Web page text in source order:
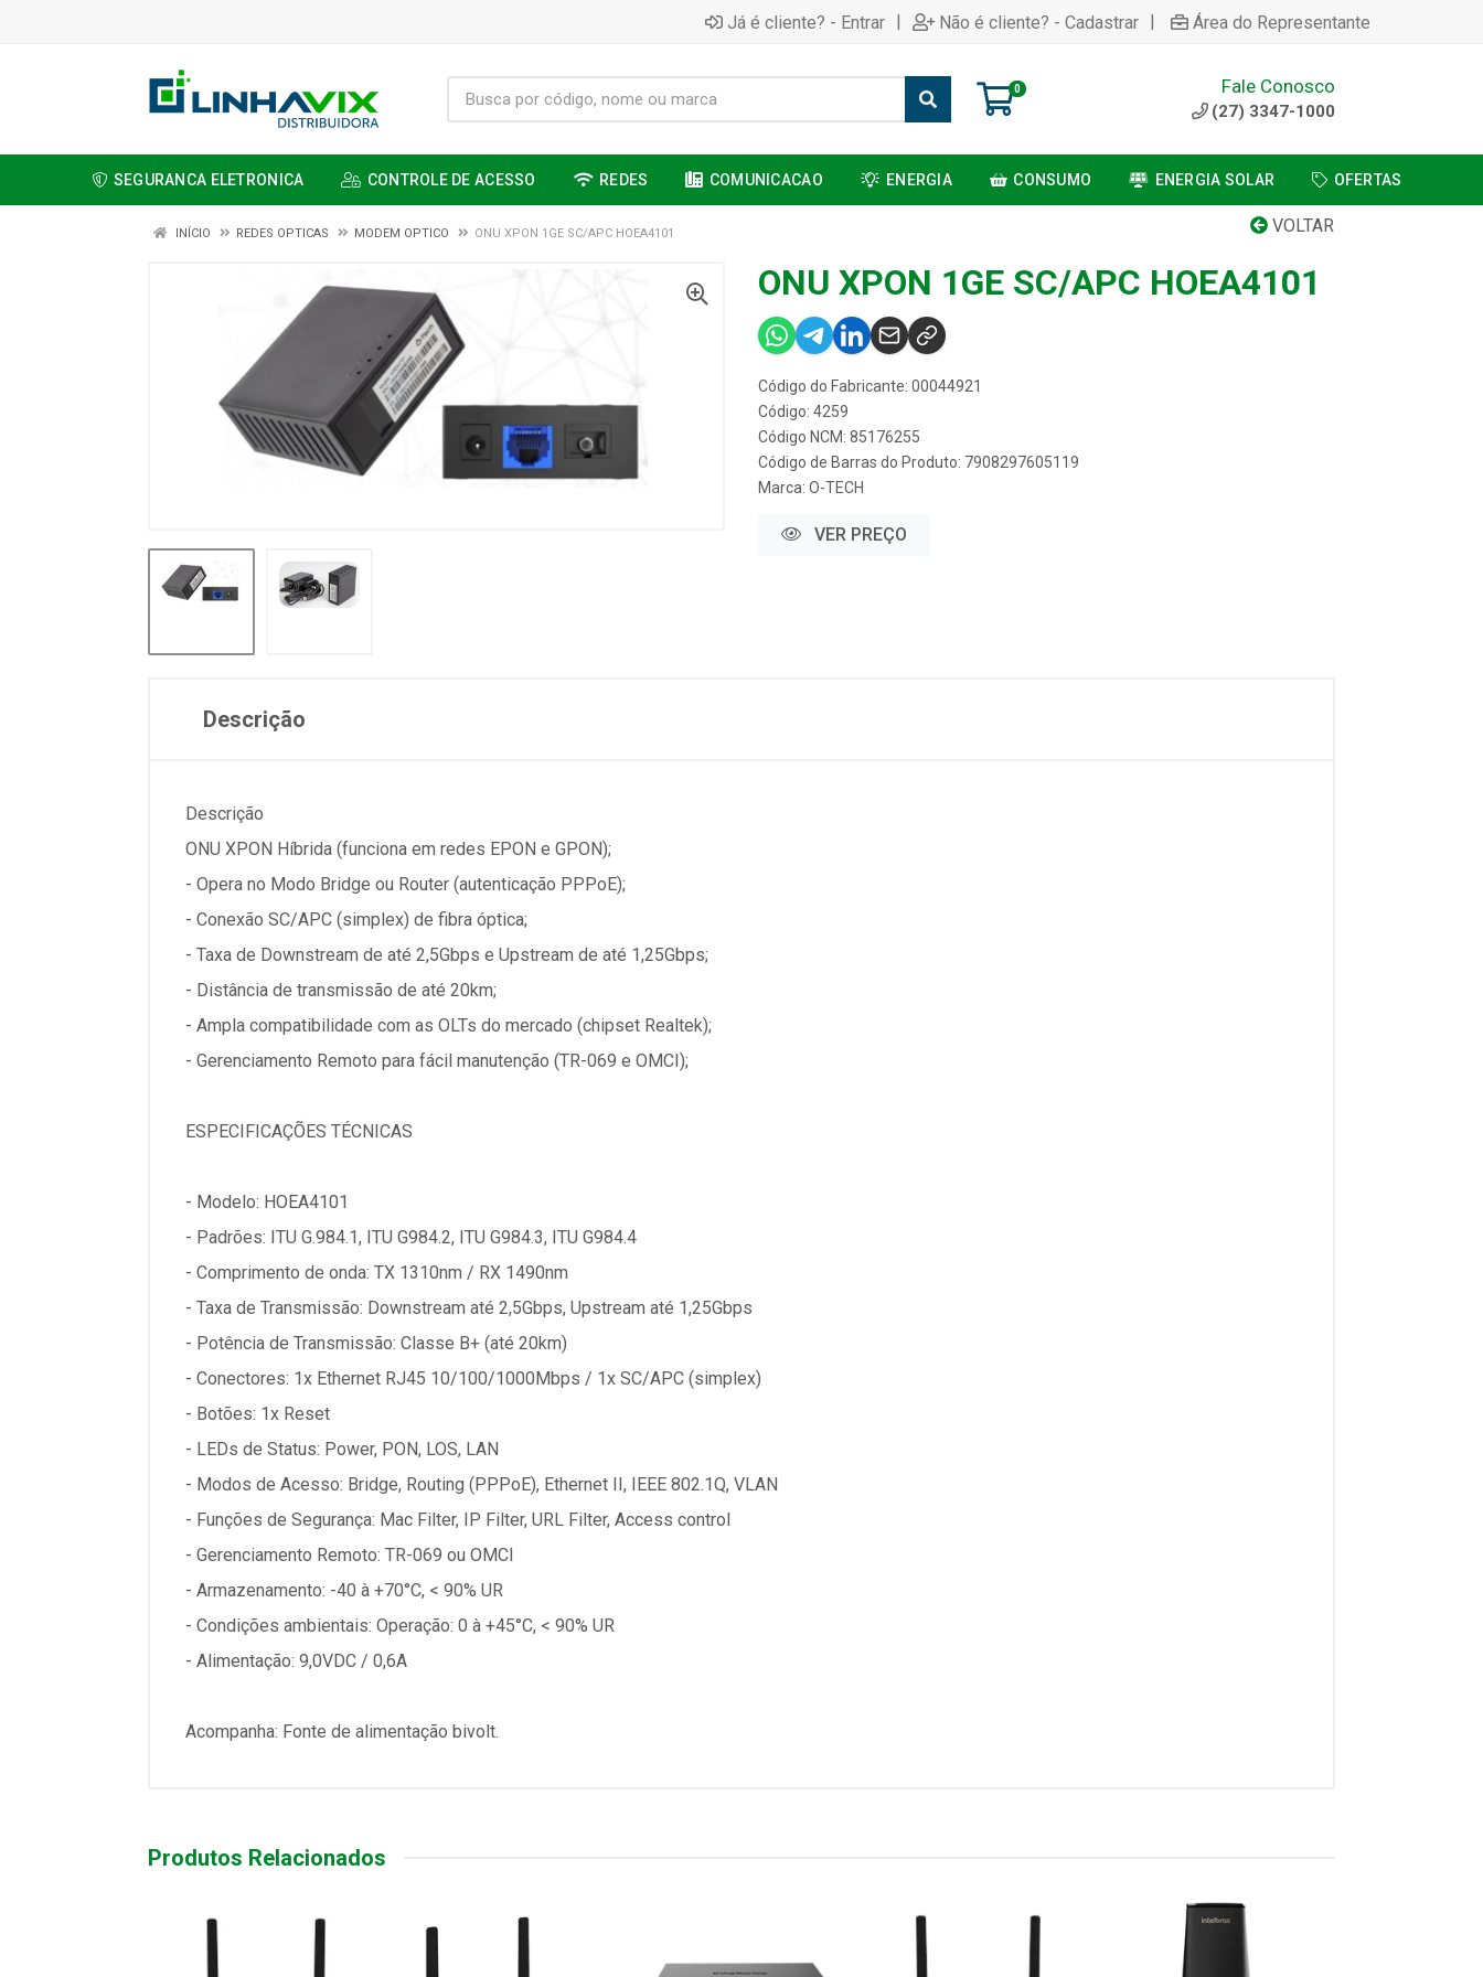
Já é cliente? - Entrar | Não é cliente? - Cadastrar | Área do Representante
0 Fale Conosco
(27) 3347-1000
SEGURANCA ELETRONICA CONTROLE DE ACESSO REDES COMUNICACAO ENERGIA CONSUMO ENERGIA SOLAR OFERTAS
VOLTAR
INÍCIO REDES OPTICAS MODEM OPTICO ONU XPON 1GE SC/APC HOEA4101
ONU XPON 1GE SC/APC HOEA4101
Código do Fabricante: 00044921
Código: 4259
Código NCM: 85176255
Código de Barras do Produto: 7908297605119
Marca: O-TECH
VER PREÇO
Descrição
Descrição
ONU XPON Híbrida (funciona em redes EPON e GPON);
- Opera no Modo Bridge ou Router (autenticação PPPoE);
- Conexão SC/APC (simplex) de fibra óptica;
- Taxa de Downstream de até 2,5Gbps e Upstream de até 1,25Gbps;
- Distância de transmissão de até 20km;
- Ampla compatibilidade com as OLTs do mercado (chipset Realtek);
- Gerenciamento Remoto para fácil manutenção (TR-069 e OMCI);
ESPECIFICAÇÕES TÉCNICAS
- Modelo: HOEA4101
- Padrões: ITU G.984.1, ITU G984.2, ITU G984.3, ITU G984.4
- Comprimento de onda: TX 1310nm / RX 1490nm
- Taxa de Transmissão: Downstream até 2,5Gbps, Upstream até 1,25Gbps
- Potência de Transmissão: Classe B+ (até 20km)
- Conectores: 1x Ethernet RJ45 10/100/1000Mbps / 1x SC/APC (simplex)
- Botões: 1x Reset
- LEDs de Status: Power, PON, LOS, LAN
- Modos de Acesso: Bridge, Routing (PPPoE), Ethernet II, IEEE 802.1Q, VLAN
- Funções de Segurança: Mac Filter, IP Filter, URL Filter, Access control
- Gerenciamento Remoto: TR-069 ou OMCI
- Armazenamento: -40 à +70°C, < 90% UR
- Condições ambientais: Operação: 0 à +45°C, < 90% UR
- Alimentação: 9,0VDC / 0,6A
Acompanha: Fonte de alimentação bivolt.
Produtos Relacionados